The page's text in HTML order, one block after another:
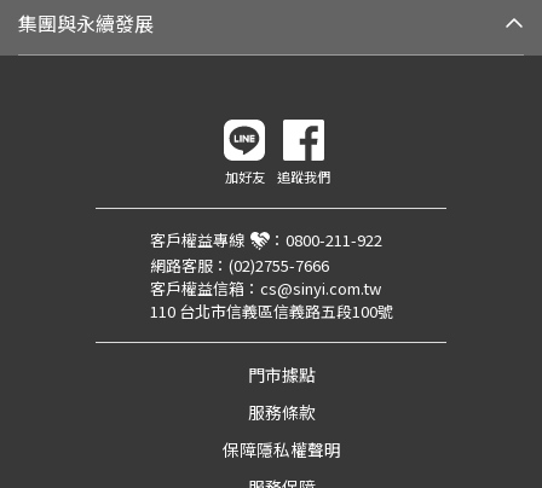
集團與永續發展
加好友 追蹤我們
客戶權益專線 ： 0800-211-922
網路客服： (02)2755-7666
客戶權益信箱： cs@sinyi.com.tw
110 台北市信義區信義路五段100號
門市據點
服務條款
保障隱私權聲明